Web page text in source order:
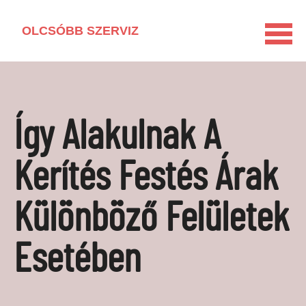
OLCSÓBB SZERVIZ
LAKÁSFELÚJÍTÁS
VEGYSZERMENTES HÁZTARTÁS
BARKÁCSOLÁS
KAPCSOLAT
MÉDIAAJÁNLAT
Így Alakulnak A
Kerítés Festés Árak
Különböző Felületek
Esetében